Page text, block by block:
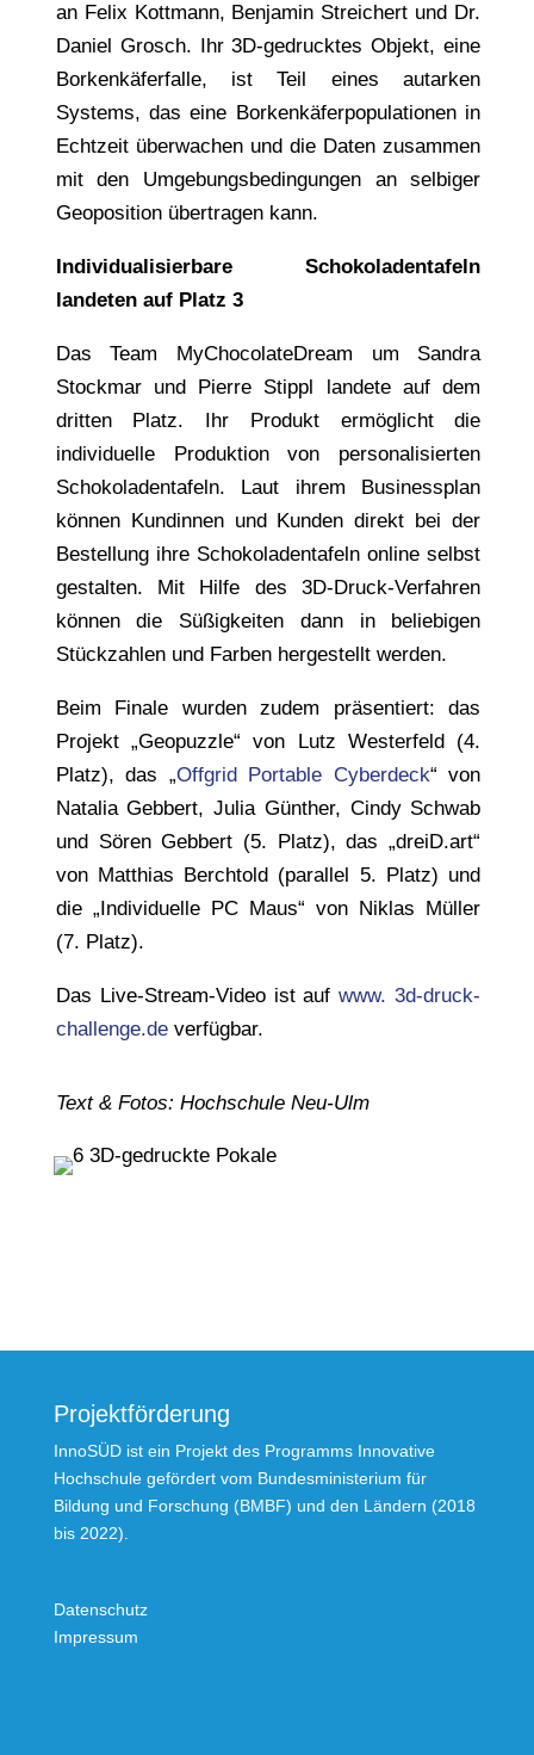
an Felix Kottmann, Benjamin Streichert und Dr.
Daniel Grosch. Ihr 3D-gedrucktes Objekt, eine
Borkenkäferfalle, ist Teil eines autarken
Systems, das eine Borkenkäferpopulationen in
Echtzeit überwachen und die Daten zusammen
mit den Umgebungsbedingungen an selbiger
Geoposition übertragen kann.
Individualisierbare Schokoladentafeln
landeten auf Platz 3
Das Team MyChocolateDream um Sandra
Stockmar und Pierre Stippl landete auf dem
dritten Platz. Ihr Produkt ermöglicht die
individuelle Produktion von personalisierten
Schokoladentafeln. Laut ihrem Businessplan
können Kundinnen und Kunden direkt bei der
Bestellung ihre Schokoladentafeln online selbst
gestalten. Mit Hilfe des 3D-Druck-Verfahren
können die Süßigkeiten dann in beliebigen
Stückzahlen und Farben hergestellt werden.
Beim Finale wurden zudem präsentiert: das
Projekt „Geopuzzle“ von Lutz Westerfeld (4.
Platz), das „Offgrid Portable Cyberdeck“ von
Natalia Gebbert, Julia Günther, Cindy Schwab
und Sören Gebbert (5. Platz), das „dreiD.art“
von Matthias Berchtold (parallel 5. Platz) und
die „Individuelle PC Maus“ von Niklas Müller
(7. Platz).
Das Live-Stream-Video ist aufwww. 3d-druck-
challenge.deverfügbar.
Text & Fotos: Hochschule Neu-Ulm
Projektförderung
InnoSÜD ist ein Projekt des Programms Innovative
Hochschule gefördert vom Bundesministerium für
Bildung und Forschung (BMBF) und den Ländern (2018
bis 2022).
Datenschutz
Impressum